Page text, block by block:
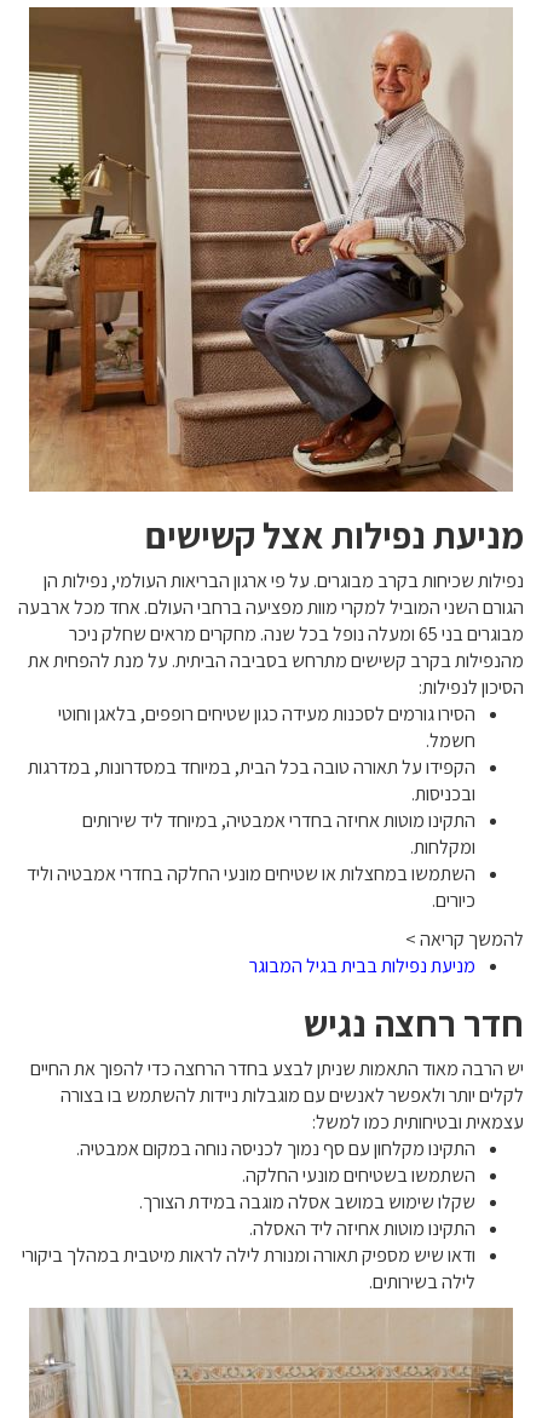
מניעת נפילות אצל קשישים
נפילות שכיחות בקרב מבוגרים. על פי ארגון הבריאות העולמי, נפילות הן
הגורם השני המוביל למקרי מוות מפציעה ברחבי העולם. אחד מכל ארבעה
מבוגרים בני 65 ומעלה נופל בכל שנה. מחקרים מראים שחלק ניכר
מהנפילות בקרב קשישים מתרחש בסביבה הביתית. על מנת להפחית את
הסיכון לנפילות:
הסירו גורמים לסכנות מעידה כגון שטיחים רופפים, בלאגן וחוטי
חשמל.
הקפידו על תאורה טובה בכל הבית, במיוחד במסדרונות, במדרגות
ובכניסות.
התקינו מוטות אחיזה בחדרי אמבטיה, במיוחד ליד שירותים
ומקלחות.
השתמשו במחצלות או שטיחים מונעי החלקה בחדרי אמבטיה וליד
כיורים.
להמשך קריאה >
מניעת נפילות בבית בגיל המבוגר
חדר רחצה נגיש
יש הרבה מאוד התאמות שניתן לבצע בחדר הרחצה כדי להפוך את החיים
לקלים יותר ולאפשר לאנשים עם מוגבלות ניידות להשתמש בו בצורה
עצמאית ובטיחותית כמו למשל:
התקינו מקלחון עם סף נמוך לכניסה נוחה במקום אמבטיה.
השתמשו בשטיחים מונעי החלקה.
שקלו שימוש במושב אסלה מוגבה במידת הצורך.
התקינו מוטות אחיזה ליד האסלה.
ודאו שיש מספיק תאורה ומנורת לילה לראות מיטבית במהלך ביקורי
לילה בשירותים.